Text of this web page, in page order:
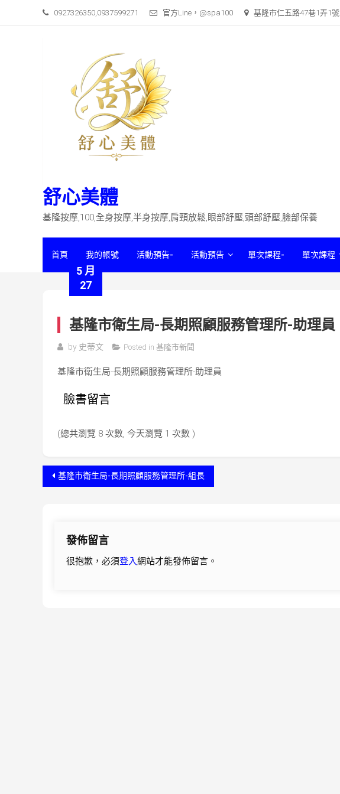
0927326350,0937599271 官方Line，@spa100 基隆市仁五路47巷1弄1號
舒心美體
基隆按摩,100,全身按摩,半身按摩,肩頸放鬆,眼部舒壓,頭部舒壓,臉部保養
首頁 我的帳號 活動預告- 活動預告 單次課程- 單次課程
5 月
27
基隆市衛生局-長期照顧服務管理所-助理員
by 史蒂文 Posted in 基隆市新聞
基隆市衛生局-長期照顧服務管理所-助理員
臉書留言
(總共瀏覽 8 次數, 今天瀏覽 1 次數 )
文基隆市衛生局-長期照顧服務管理所-組長
發佈留言
很抱歉，必須登入網站才能發佈留言。